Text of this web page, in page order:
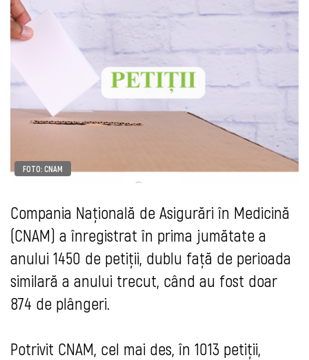
FOTO: CNAM
Compania Naţională de Asigurări în Medicină
(CNAM) a înregistrat în prima jumătate a
anului 1450 de petiții, dublu față de perioada
similară a anului trecut, când au fost doar
874 de plângeri.
Potrivit CNAM, cel mai des, în 1013 petiții,